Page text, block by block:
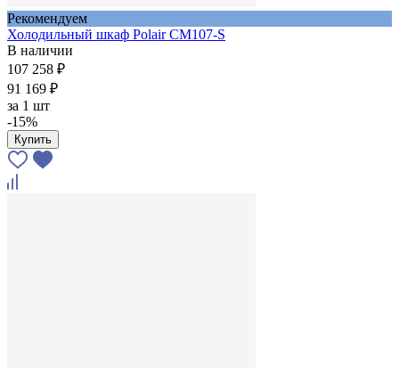
Рекомендуем
Холодильный шкаф Polair CM107-S
В наличии
107 258 ₽
91 169 ₽
за 1 шт
-15%
Купить